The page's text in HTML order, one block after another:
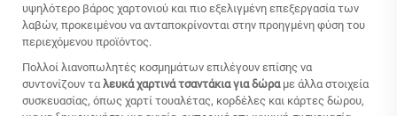
υψηλότερο βάρος χαρτονιού και πιο εξελιγμένη επεξεργασία των
λαβών, προκειμένου να ανταποκρίνονται στην προηγμένη φύση του
περιεχόμενου προϊόντος.
Πολλοί λιανοπωλητές κοσμημάτων επιλέγουν επίσης να
συντονίζουν ταλευκά χαρτινά τσαντάκια για δώρα με άλλα στοιχεία
συσκευασίας, όπως χαρτί τουαλέτας, κορδέλες και κάρτες δώρου,